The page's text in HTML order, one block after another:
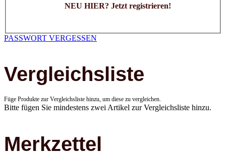
NEU HIER? Jetzt registrieren!
PASSWORT VERGESSEN
Vergleichsliste
Füge Produkte zur Vergleichsliste hinzu, um diese zu vergleichen.
Bitte fügen Sie mindestens zwei Artikel zur Vergleichsliste hinzu.
Merkzettel